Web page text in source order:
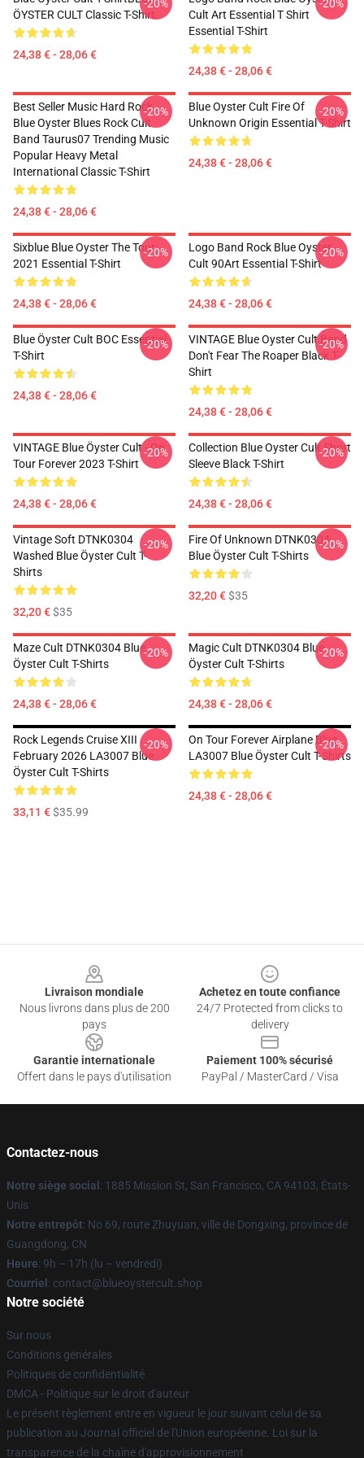
ÖYSTER CULT Classic T-Shirt
24,38 € - 28,06 €
-20%
Cult Art Essential T Shirt
Essential T-Shirt
24,38 € - 28,06 €
-20%
Best Seller Music Hard Rock
Blue Oyster Blues Rock Cult
Band Taurus07 Trending Music
Popular Heavy Metal
International Classic T-Shirt
24,38 € - 28,06 €
-20%
Blue Oyster Cult Fire Of
Unknown Origin Essential T-Shirt
24,38 € - 28,06 €
-20%
Sixblue Blue Oyster The Tour
2021 Essential T-Shirt
24,38 € - 28,06 €
-20%
Logo Band Rock Blue Oyster
Cult 90Art Essential T-Shirt
24,38 € - 28,06 €
-20%
Blue Öyster Cult BOC Essential
T-Shirt
24,38 € - 28,06 €
-20%
VINTAGE Blue Oyster Cult Band
Don't Fear The Roaper Black T-
Shirt
24,38 € - 28,06 €
-20%
VINTAGE Blue Öyster Cult - On
Tour Forever 2023 T-Shirt
24,38 € - 28,06 €
-20%
Collection Blue Oyster Cult Short
Sleeve Black T-Shirt
24,38 € - 28,06 €
-20%
Vintage Soft DTNK0304
Washed Blue Öyster Cult T-
Shirts
32,20 €$35
-20%
Fire Of Unknown DTNK0304
Blue Öyster Cult T-Shirts
32,20 €$35
-20%
Maze Cult DTNK0304 Blue
Öyster Cult T-Shirts
24,38 € - 28,06 €
-20%
Magic Cult DTNK0304 Blue
Öyster Cult T-Shirts
24,38 € - 28,06 €
-20%
Rock Legends Cruise XIII
February 2026 LA3007 Blue
Öyster Cult T-Shirts
33,11 €$35.99
-20%
On Tour Forever Airplane Blue
LA3007 Blue Öyster Cult T-Shirts
24,38 € - 28,06 €
-20%
Livraison mondiale
Nous livrons dans plus de 200
pays
Achetez en toute confiance
24/7 Protected from clicks to
delivery
Garantie internationale
Offert dans le pays d'utilisation
Paiement 100% sécurisé
PayPal / MasterCard / Visa
Contactez-nous
Notre siège social : 1885 Mission St, San Francisco, CA 94103, États-
Unis
Notre entrepôt: No 69, route Zhuyuan, ville de Dongxing, province de
Guangdong, CN
Heure: 9h – 17h (lu – vendredi)
Courriel : contact@blueoystercult.shop
Notre société
Sur nous
Conditions générales
Politiques de confidentialité
DMCA - Politique sur le droit d'auteur
Le présent règlement entre en vigueur le jour suivant celui de sa
publication au Journal officiel de l'Union européenne. Loi sur la
transparence de la chaîne d'approvisionnement